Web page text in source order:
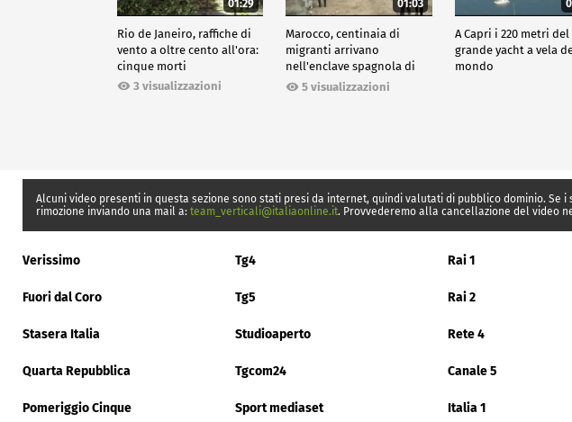
01:29
Rio de Janeiro, raffiche di
vento a oltre cento all'ora:
cinque morti
3 visualizzazioni
01:03
Marocco, centinaia di
migranti arrivano
nell'enclave spagnola di
Ceuta5 visualizzazioni
A Capri i 220 metri
grande yacht a vela
mondo
Alcuni video presenti in questa sezione sono stati presi da internet, quindi valutati di pubblico dominio.
rimozione inviando una mail a: team_verticali@italiaonline.it. Provvederemo alla cancellazione del video
Verissimo Tg4 Rai 1
Fuori dal Coro Tg5 Rai 2
Stasera Italia Studioaperto Rete 4
Quarta Repubblica Tgcom24 Canale 5
Pomeriggio Cinque Sport mediaset Italia 1